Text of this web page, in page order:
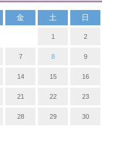
金 土 日
1 2
7 8 9
14 15 16
21 22 23
28 29 30